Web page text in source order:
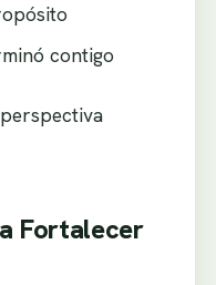
contigo
Fortalecer